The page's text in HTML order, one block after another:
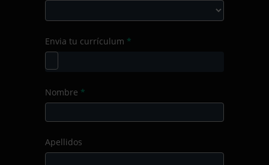
Producto/Servicio
Envia tu currículum *
Nombre *
Apellidos